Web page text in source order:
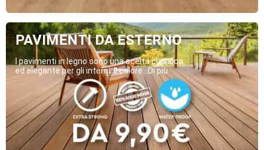
PAVIMENTI DA ESTERNO
I pavimenti in legno sono una scelta classica
ed elegante per gli interni. Il calore...Di più